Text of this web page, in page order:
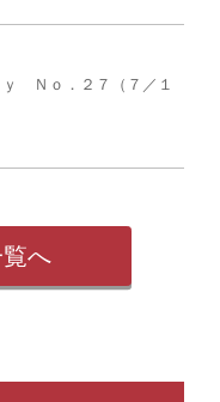
Ｎｏ．２７（７／１
へ